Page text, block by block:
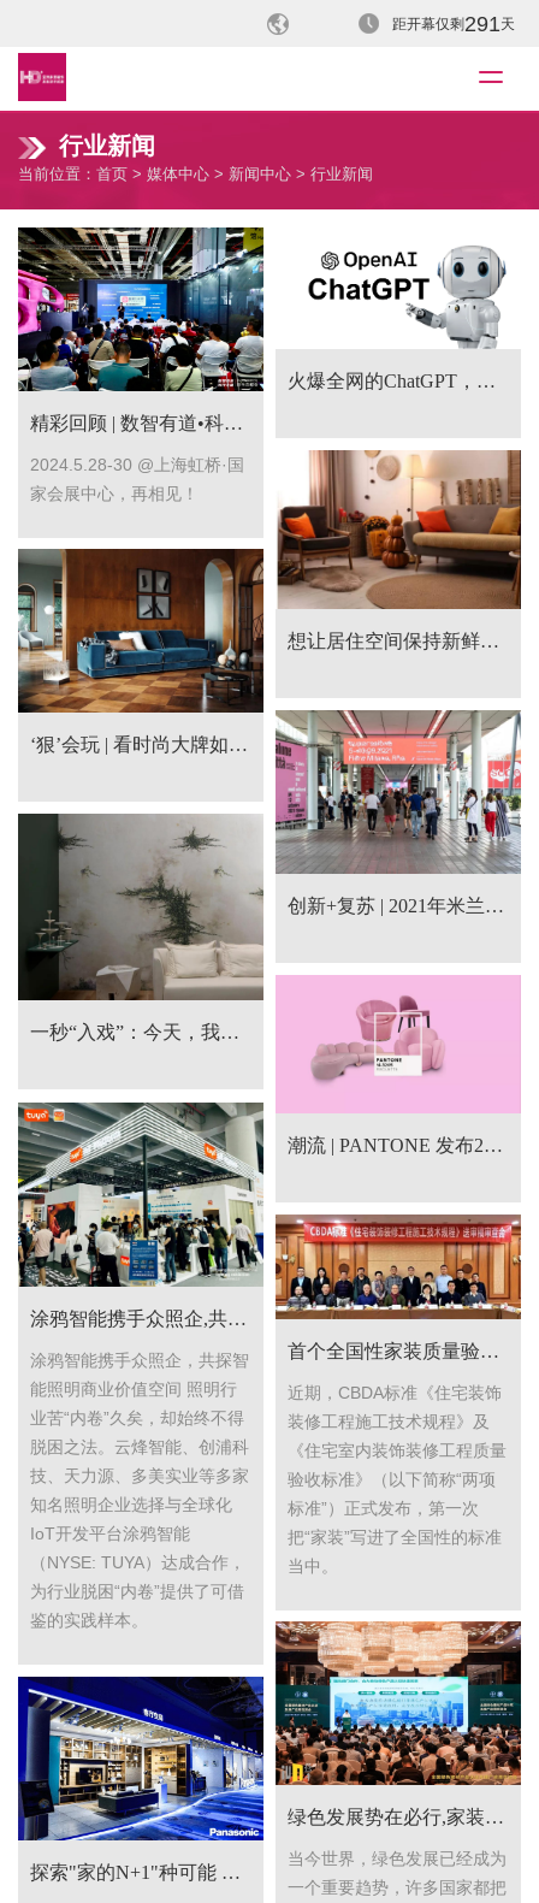
距开幕仅剩 291天
行业新闻
当前位置： 首页 > 媒体中心 > 新闻中心 > 行业新闻
精彩回顾 | 数智有道•科技无疆 2023智能家居产业新生态峰会成功举办
2024.5.28-30 @上海虹桥·国
家会展中心，再相见！
火爆全网的ChatGPT，能为智能家居带来什么？
想让居住空间保持新鲜感？室内设计师妙招分享！
‘狠’会玩 | 看时尚大牌如何跨界做家居？
创新+复苏 | 2021年米兰国际家具展看点啥？
一秒“入戏”：今天，我们靠壁纸住进电影里
潮流 | PANTONE 发布2021色彩流行趋势 家居装饰流行色风向标！
涂鸦智能携手众照企,共探智能照明商业价值空间
涂鸦智能携手众照企，共探智
能照明商业价值空间 照明行
业苦“内卷”久矣，却始终不得
脱困之法。云烽智能、创浦科
技、天力源、多美实业等多家
知名照明企业选择与全球化
IoT开发平台涂鸦智能
（NYSE: TUYA）达成合作，
为行业脱困“内卷”提供了可借
鉴的实践样本。
首个全国性家装质量验收标准正式发布！
近期，CBDA标准《住宅装饰
装修工程施工技术规程》及
《住宅室内装饰装修工程质量
验收标准》（以下简称“两项
标准”）正式发布，第一次
把“家装”写进了全国性的标准
当中。
绿色发展势在必行,家装建材企业美巢再度彰显环保底色
当今世界，绿色发展已经成为
一个重要趋势，许多国家都把
探索"家的N+1"种可能 松下新品助力打造美好生活